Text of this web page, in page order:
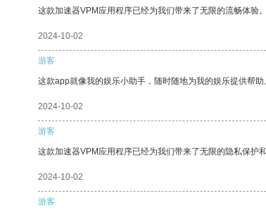
这款加速器VPM应用程序已经为我们带来了无限的流畅体验。
2024-10-02
游客
这款app就像我的娱乐小助手，随时随地为我的娱乐提供帮助
2024-10-02
游客
这款加速器VPM应用程序已经为我们带来了无限的隐私保护和
2024-10-02
游客